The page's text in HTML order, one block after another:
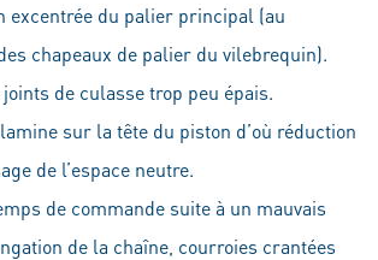
excentrée du palier principal (au
chapeaux de palier du vilebrequin).
de culasse trop peu épais.
sur la tête du piston d’où réduction
de l’espace neutre.
de commande suite à un mauvais
de la chaîne, courroies crantées